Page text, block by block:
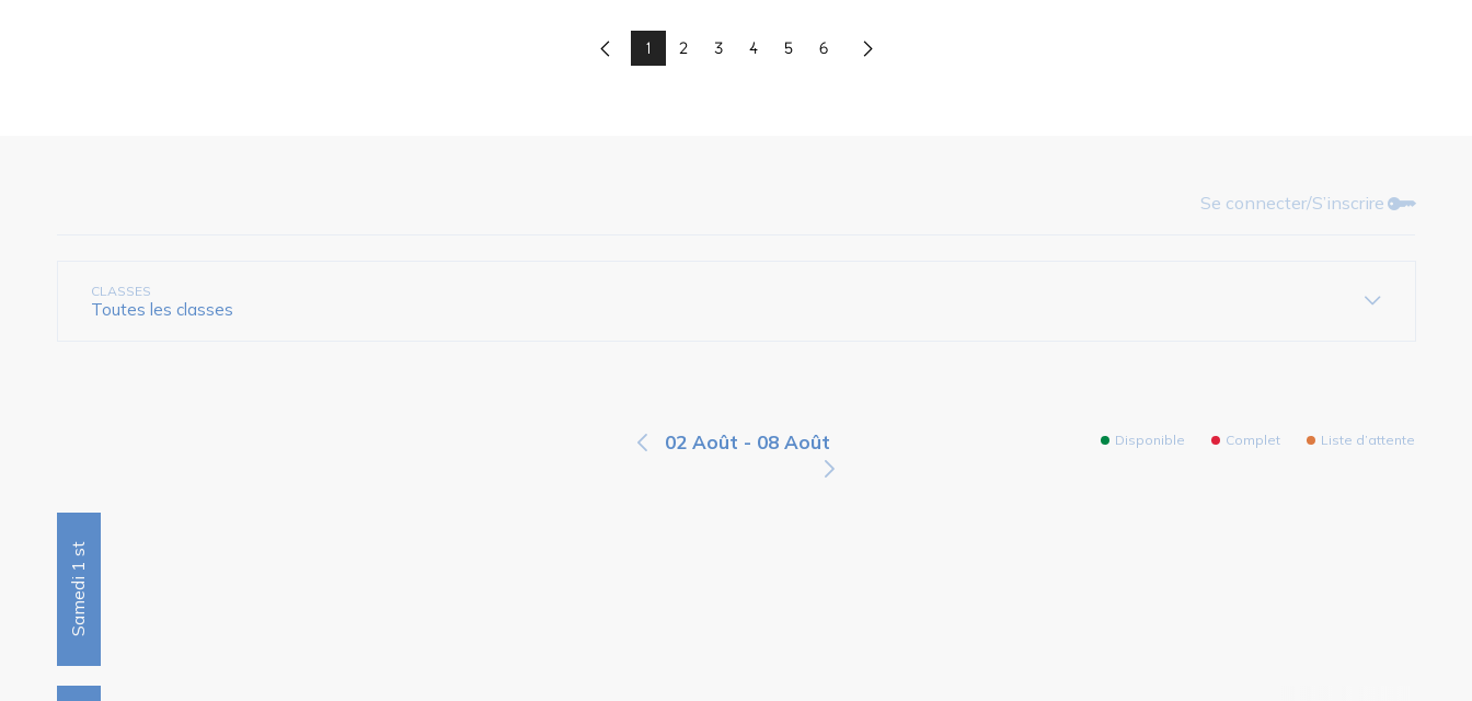
Previous
1 2 3 4 5 6 Next